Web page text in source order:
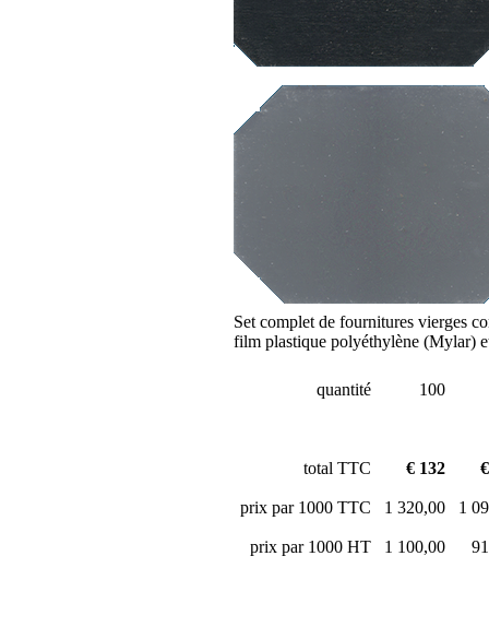
Set complet de fournitures vierges
film plastique polyéthylène (Mylar)
quantité 100
total TTC € 132
prix par 1000 TTC 1 320,00 1
prix par 1000 HT 1 100,00